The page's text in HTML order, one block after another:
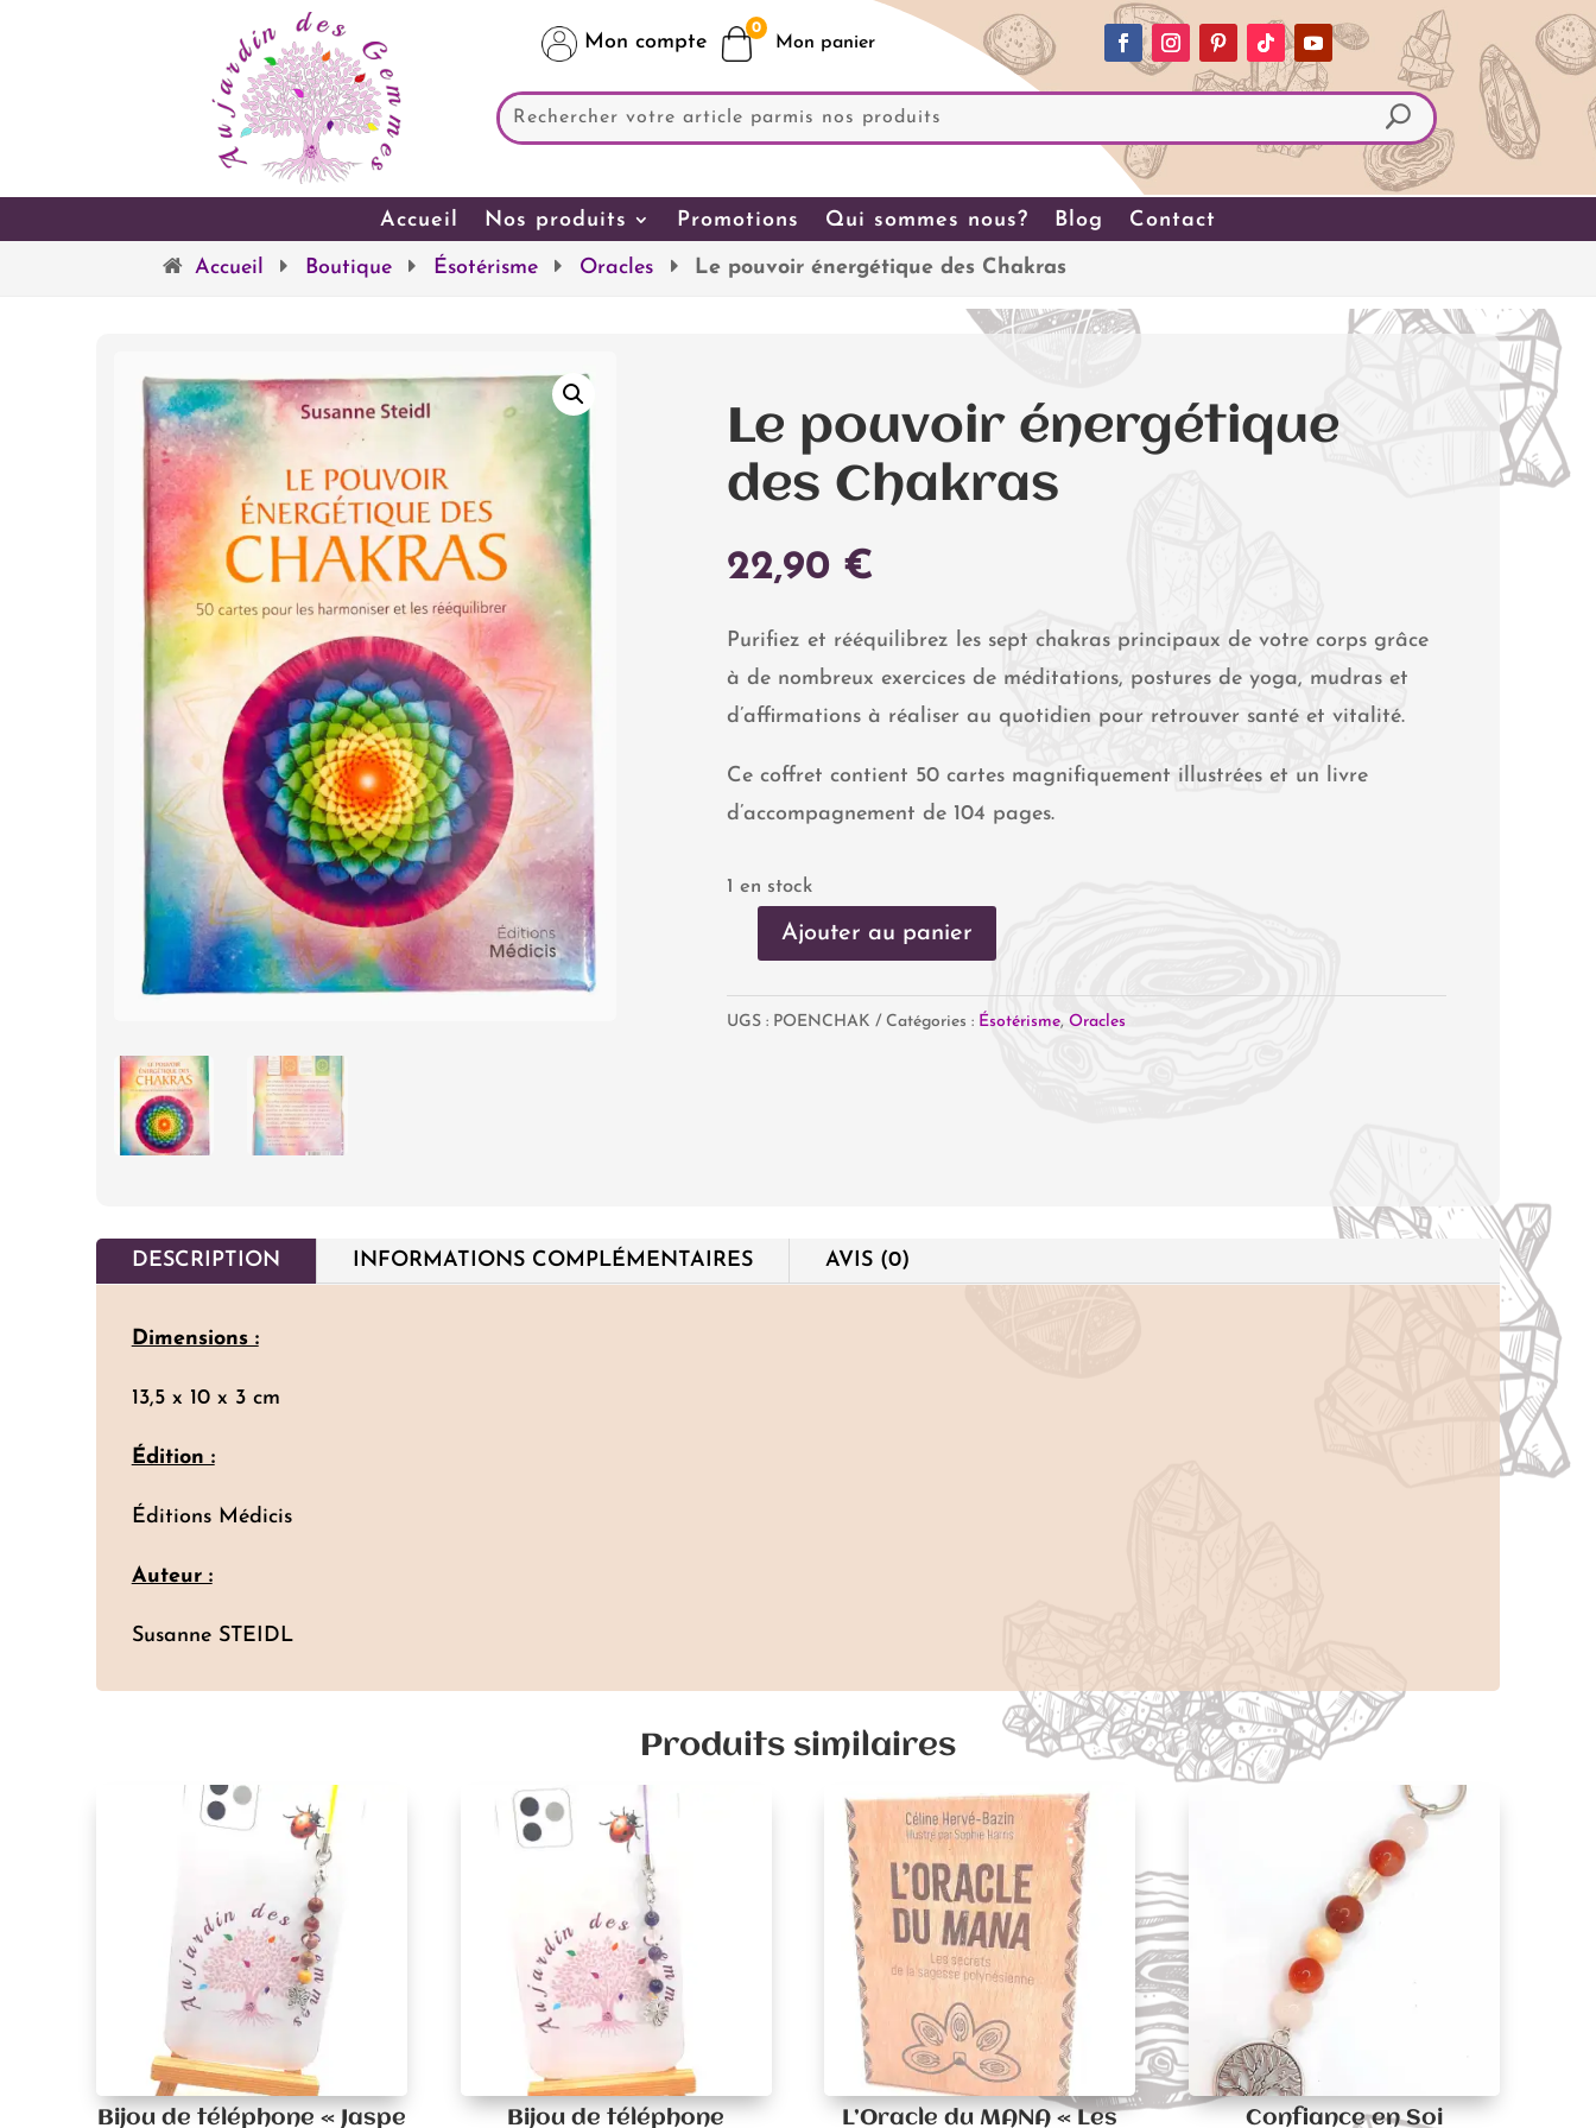
Mon compte
0
Accueil Nos produits Promotions Qui sommes nous? Blog Contact
Accueil Boutique Ésotérisme Oracles Le pouvoir énergétique des Chakras
Le pouvoir énergétique
des Chakras
22,90 €
Purifiez et rééquilibrez les sept chakras principaux de votre corps grâce
à de nombreux exercices de méditations, postures de yoga, mudras et
d’affirmations à réaliser au quotidien pour retrouver santé et vitalité.
Ce coffret contient 50 cartes magnifiquement illustrées et un livre
d’accompagnement de 104 pages.
1 en stock
quantité
Le
Ajouter au panier
UGS : POENCHAK Catégories : Ésotérisme,Oracles
DESCRIPTION INFORMATIONS COMPLÉMENTAIRES AVIS (0)
Dimensions :
13,5 x 10 x 3 cm
Édition :
Éditions Médicis
Auteur :
Susanne STEIDL
Produits similaires
Bijou de téléphone « Jaspe
Bijou de téléphone
L’Oracle du MANA « Les
Confiance en Soi